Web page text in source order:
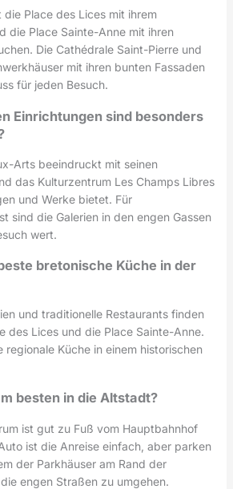
Place des Lices mit ihrem
die Place Sainte-Anne mit ihren
Die Cathédrale Saint-Pierre und
mit ihren bunten Fassaden
für jeden Besuch.
Einrichtungen sind besonders
Arts beeindruckt mit seinen
das Kulturzentrum Les Champs Libres
und Werke bietet. Für
sind die Galerien in den engen Gassen
wert.
bretonische Küche in der
und traditionelle Restaurants finden
des Lices und die Place Sainte-Anne.
regionale Küche in einem historischen
besten in die Altstadt?
ist gut zu Fuß vom Hauptbahnhof
ist die Anreise einfach, aber parken
der Parkhäuser am Rand der
engen Straßen zu umgehen.